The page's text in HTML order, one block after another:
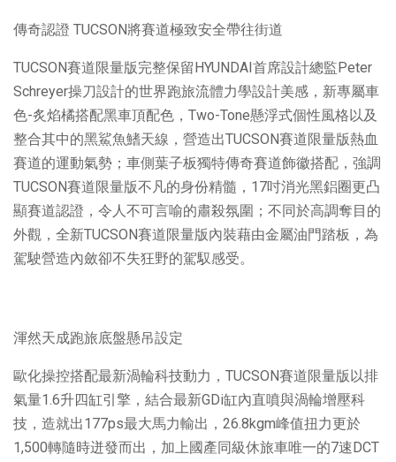
傳奇認證 TUCSON將賽道極致安全帶往街道
TUCSON賽道限量版完整保留HYUNDAI首席設計總監Peter
Schreyer操刀設計的世界跑旅流體力學設計美感，新專屬車
色-炙焰橘搭配黑車頂配色，Two-Tone懸浮式個性風格以及
整合其中的黑鯊魚鰭天線，營造出TUCSON賽道限量版熱血
賽道的運動氣勢；車側葉子板獨特傳奇賽道飾徽搭配，強調
TUCSON賽道限量版不凡的身份精髓，17吋消光黑鋁圈更凸
顯賽道認證，令人不可言喻的肅殺氛圍；不同於高調奪目的
外觀，全新TUCSON賽道限量版內裝藉由金屬油門踏板，為
駕駛營造內斂卻不失狂野的駕馭感受。
渾然天成跑旅底盤懸吊設定
歐化操控搭配最新渦輪科技動力，TUCSON賽道限量版以排
氣量1.6升四缸引擎，結合最新GDi缸內直噴與渦輪增壓科
技，造就出177ps最大馬力輸出，26.8kgm峰值扭力更於
1,500轉隨時迸發而出，加上國產同級休旅車唯一的7速DCT